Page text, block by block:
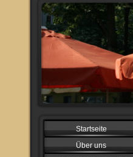
Startseite
Über uns